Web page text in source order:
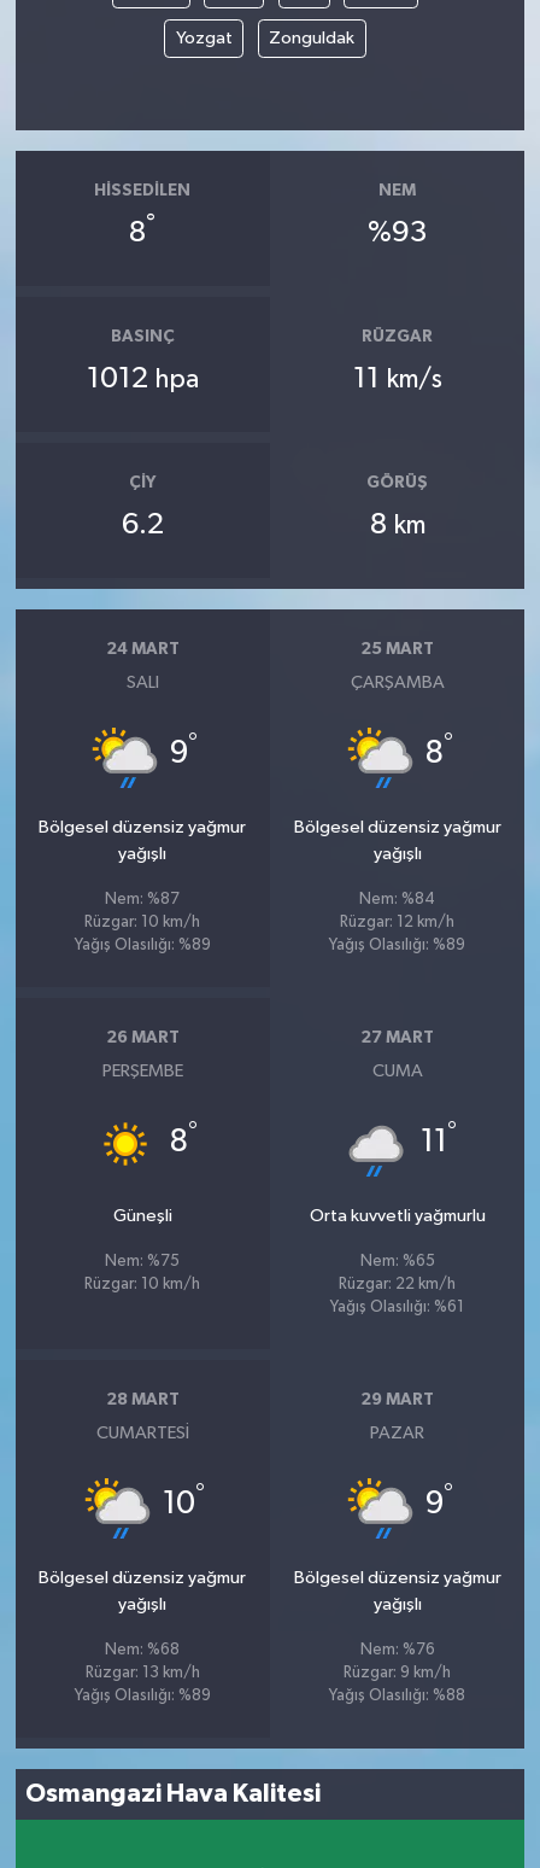
Yozgat Zonguldak
HISSEDILEN
8°
NEM
%93
BASINÇ
1012 hpa
RÜZGAR
11 km/s
ÇIY
6.2
GÖRÜŞ
8 km
24 MART
SALI
9°
Bölgesel düzensiz yağmur
yağışlı
Nem: %87
Rüzgar: 10 km/h
Yağış Olasılığı: %89
25 MART
ÇARŞAMBA
8°
Bölgesel düzensiz yağmur
yağışlı
Nem: %84
Rüzgar: 12 km/h
Yağış Olasılığı: %89
26 MART
PERŞEMBE
8°
Güneşli
Nem: %75
Rüzgar: 10 km/h
27 MART
CUMA
11 °
Orta kuvvetli yağmurlu
Nem: %65
Rüzgar: 22 km/h
Yağış Olasılığı: %61
28 MART
CUMARTESI
10°
Bölgesel düzensiz yağmur
yağışlı
Nem: %68
Rüzgar: 13 km/h
Yağış Olasılığı: %89
29 MART
PAZAR
9°
Bölgesel düzensiz yağmur
yağışlı
Nem: %76
Rüzgar: 9 km/h
Yağış Olasılığı: %88
Osmangazi Hava Kalitesi